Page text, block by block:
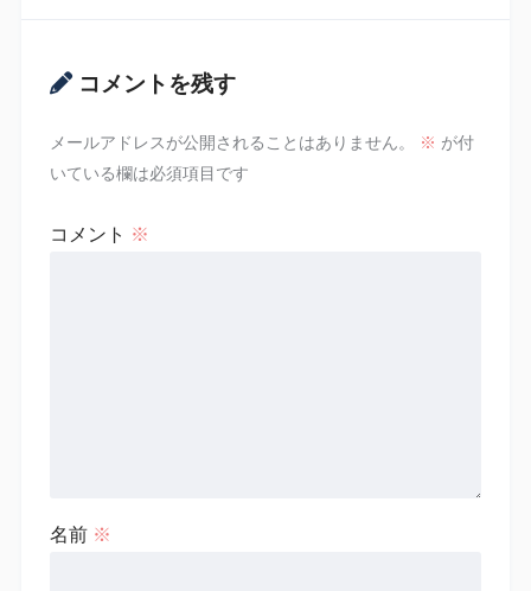
コメントを残す
メールアドレスが公開されることはありません。 ※ が付
いている欄は必須項目です
コメント ※
名前 ※